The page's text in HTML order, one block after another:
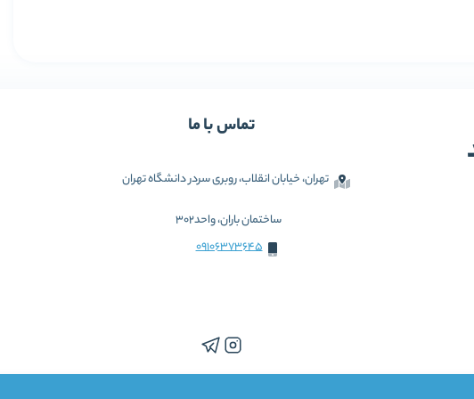
تماس با ما
تهران، خیابان انقلاب، روبری سردر دانشگاه تهران
ساختمان باران، واحد302
09106373645